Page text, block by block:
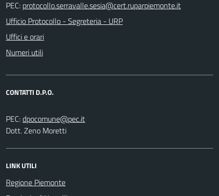
PEC:
Ufficio Protocollo - Segreteria - URP
Uffici e orari
Numeri utili
CONTATTI D.P.O.
PEC:
Dott. Zeno Moretti
LINK UTILI
Regione Piemonte